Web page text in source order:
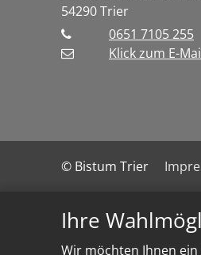
Ihre
Wir möchten Ihnen
54290Trier
0651 7105 255
Klick zum E-
© Bistum Trier